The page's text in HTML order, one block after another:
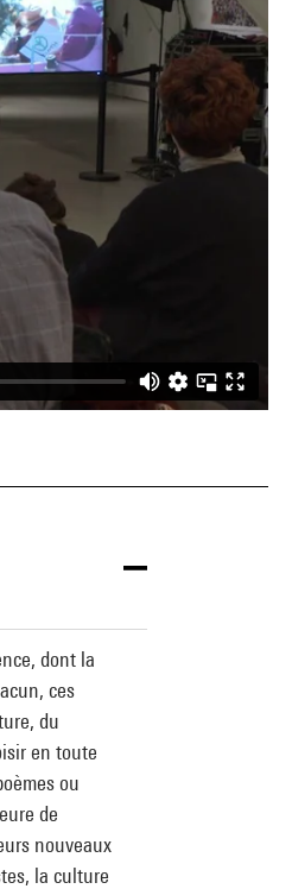
dont la
ces
du
en toute
ou
de
nouveaux
la culture